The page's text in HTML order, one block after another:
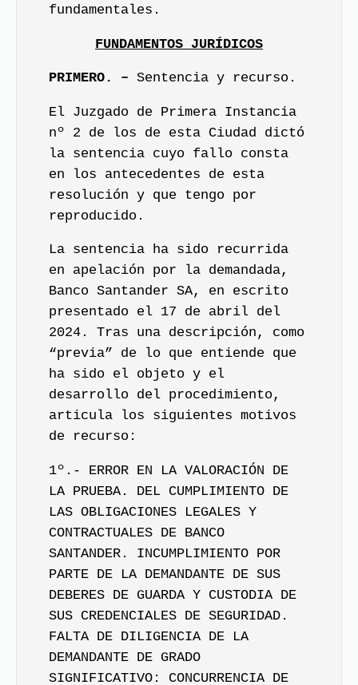
fundamentales.
FUNDAMENTOS JURÍDICOS
PRIMERO. – Sentencia y recurso.
El Juzgado de Primera Instancia
nº 2 de los de esta Ciudad dictó
la sentencia cuyo fallo consta
en los antecedentes de esta
resolución y que tengo por
reproducido.
La sentencia ha sido recurrida
en apelación por la demandada,
Banco Santander SA, en escrito
presentado el 17 de abril del
2024. Tras una descripción, como
“previa” de lo que entiende que
ha sido el objeto y el
desarrollo del procedimiento,
articula los siguientes motivos
de recurso:
1º.- ERROR EN LA VALORACIÓN DE
LA PRUEBA. DEL CUMPLIMIENTO DE
LAS OBLIGACIONES LEGALES Y
CONTRACTUALES DE BANCO
SANTANDER. INCUMPLIMIENTO POR
PARTE DE LA DEMANDANTE DE SUS
DEBERES DE GUARDA Y CUSTODIA DE
SUS CREDENCIALES DE SEGURIDAD.
FALTA DE DILIGENCIA DE LA
DEMANDANTE DE GRADO
SIGNIFICATIVO: CONCURRENCIA DE